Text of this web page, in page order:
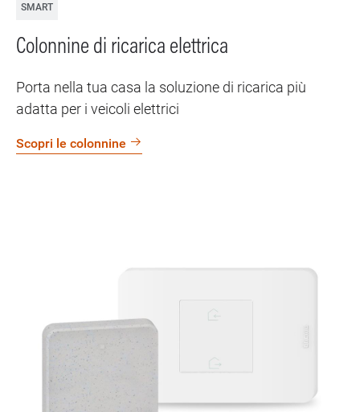
SMART
Colonnine di ricarica elettrica
Porta nella tua casa la soluzione di ricarica più
adatta per i veicoli elettrici
Scopri le colonnine